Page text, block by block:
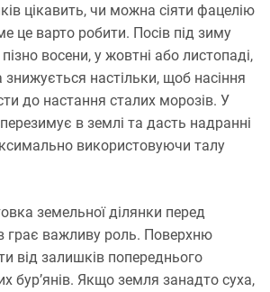
цікавить, чи можна сіяти фацелію
це варто робити. Посів під зиму
восени, у жовтні або листопаді,
настільки, щоб насіння
до настання сталих морозів. У
в землі та дасть надранні
використовуючи талу
земельної ділянки перед
грає важливу роль. Поверхню
від залишків попереднього
бур’янів. Якщо земля занадто суха,